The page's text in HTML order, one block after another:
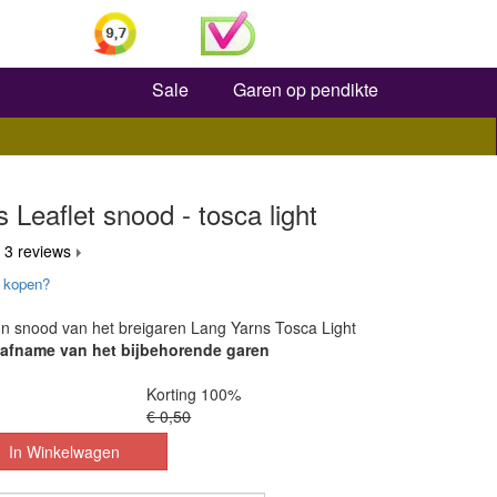
Zoeken
Sale Garen op pendikte
Leaflet snood - tosca light
3 reviews
snood van het breigaren Lang Yarns Tosca Light
van het bijbehorende garen
Korting 100%
€ 0,50